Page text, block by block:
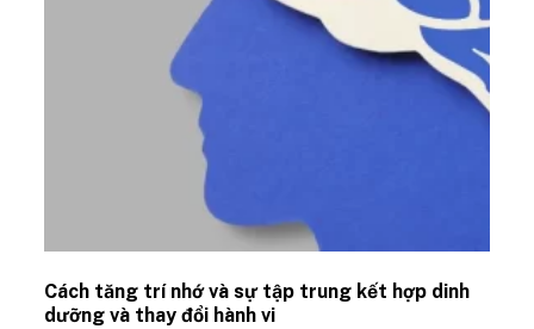
Cách tăng trí nhớ và sự tập trung kết hợp dinh
dưỡng và thay đổi hành vi